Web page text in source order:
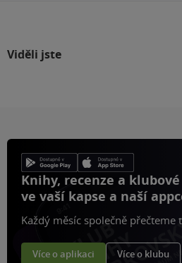
Viděli jste
Knihy, recenze a
ve vaší kapse a naší
Každý měsíc společně přečteme
Více o aplikaci Více o klubu